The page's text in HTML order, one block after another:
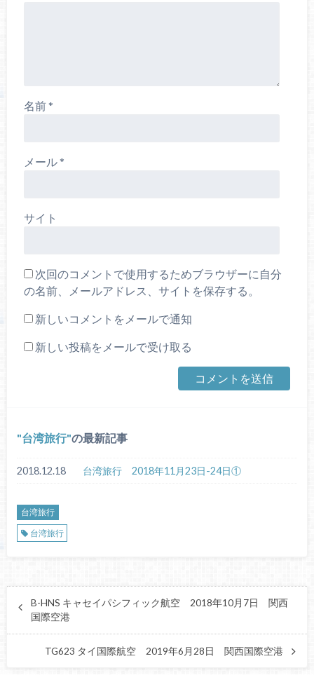
名前*
メール*
サイト
次回のコメントで使用するためブラウザーに自分
の名前、メールアドレス、サイトを保存する。
新しいコメントをメールで通知
新しい投稿をメールで受け取る
台湾旅行 の最新記事
2018.12.18 台湾旅行 2018年11月23日-24日①
台湾旅行
台湾旅行
B-HNS キャセイパシフィック航空 2018年10月7日 関西
国際空港
TG623 タイ国際航空 2019年6月28日 関西国際空港